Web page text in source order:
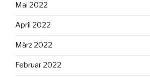
Mai 2022
April 2022
März 2022
Februar 2022